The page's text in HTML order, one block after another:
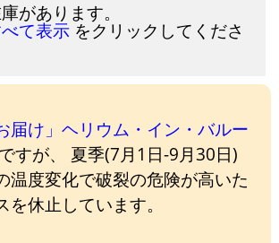
があります。
て表示 をクリックしてくださ
届け」ヘリウム・イン・バルー
すが、 夏季(7月1日-9月30日)
温度変化で破裂の危険が高いた
を休止しています。